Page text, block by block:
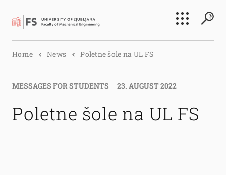
Search
Home News Poletne šole na UL FS
MESSAGES FOR STUDENTS 23. AUGUST 2022
Poletne šole na UL FS